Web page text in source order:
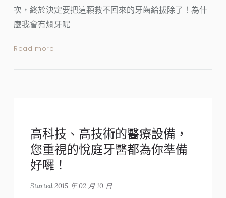
次，終於決定要把這顆救不回來的牙齒給拔除了！為什
麼我會有爛牙呢
Read more
高科技、高技術的醫療設備，
您重視的悅庭牙醫都為你準備
好囉！
Started2015 年 02 月 10 日